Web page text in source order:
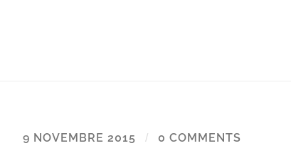
9 NOVEMBRE 2015 / 0 COMMENTS